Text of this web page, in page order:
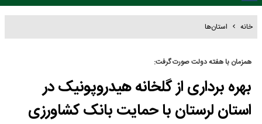
خانه استان‌ها
همزمان با هفته دولت صورت گرفت:
بهره برداری از گلخانه هیدروپونیک در
استان لرستان با حمایت بانک کشاورزی